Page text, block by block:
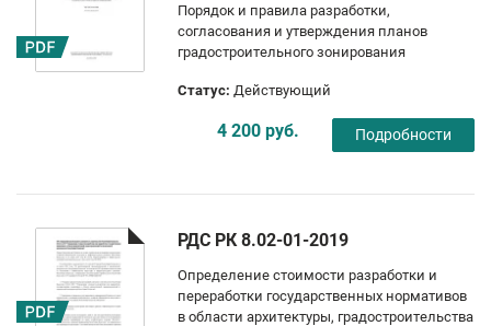
Порядок и правила разработки,
согласования и утверждения планов
градостроительного зонирования
Статус: Действующий
4 200 руб. Подробности
РДС РК 8.02-01-2019
Определение стоимости разработки и
переработки государственных нормативов
в области архитектуры, градостроительства